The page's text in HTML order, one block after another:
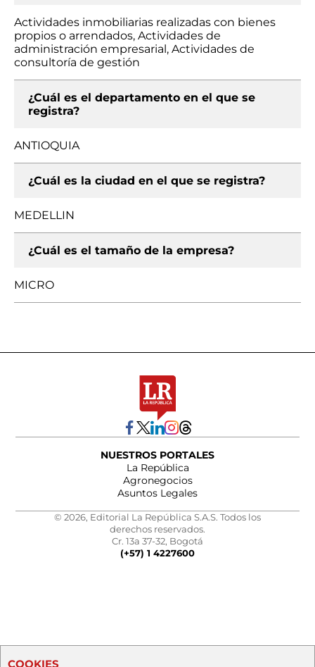
Actividades inmobiliarias realizadas con bienes
propios o arrendados, Actividades de
administración empresarial, Actividades de
consultoría de gestión
¿Cuál es el departamento en el que se
registra?
ANTIOQUIA
¿Cuál es la ciudad en el que se registra?
MEDELLIN
¿Cuál es el tamaño de la empresa?
MICRO
NUESTROS PORTALES
La República
Agronegocios
Asuntos Legales
© 2026, Editorial La República S.A.S. Todos los
derechos reservados.
Cr. 13a 37-32, Bogotá
(+57) 1 4227600
COOKIES